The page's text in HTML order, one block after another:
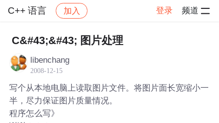
C++ 语言 加入 登录 频道
社区 C++ 语言 帖子详情
C&#43;&#43; 图片处理
libenchang
2008-12-15
写个从本地电脑上读取图片文件。将图片面长宽缩小一
半，尽力保证图片质量情况。
程序怎么写》